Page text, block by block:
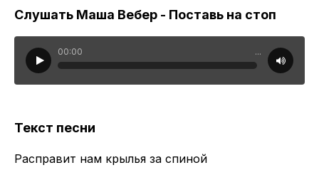
Слушать Маша Вебер - Поставь на стоп
00:00 ...
Текст песни
Расправит нам крылья за спиной